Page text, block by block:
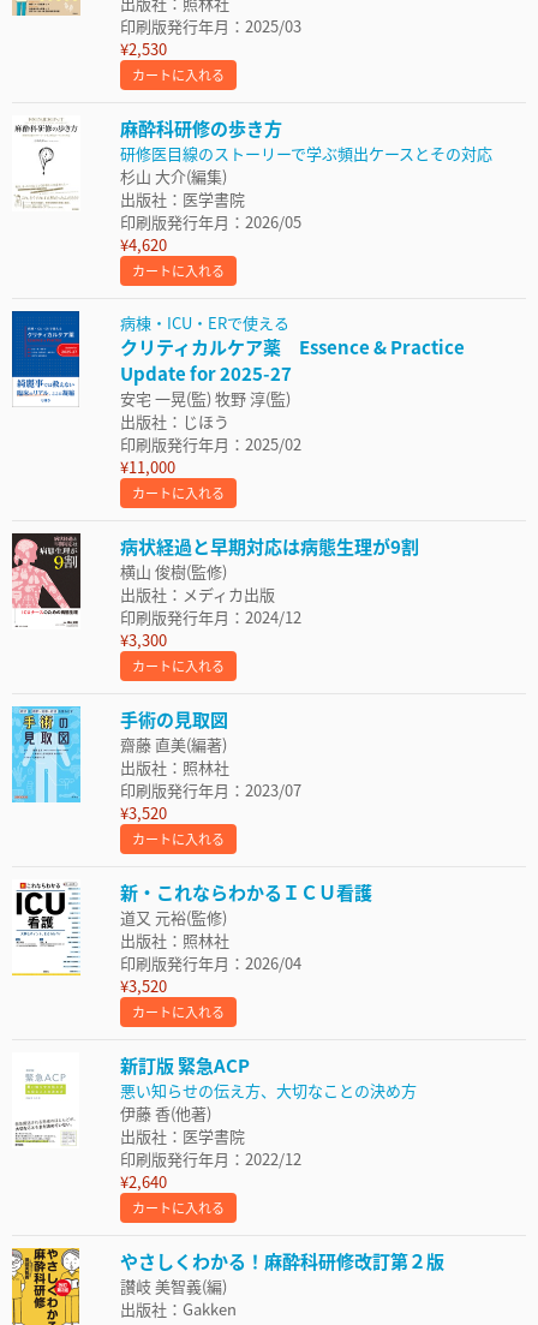
印刷版発行年月：2025/03
¥2,530
カートに入れる
麻酔科研修の歩き方
研修医目線のストーリーで学ぶ頻出ケースとその対応
杉山 大介(編集)
出版社：医学書院
印刷版発行年月：2026/05
¥4,620
カートに入れる
病棟・ICU・ERで使える
クリティカルケア薬 Essence & Practice
Update for 2025-27
安宅 一晃(監) 牧野 淳(監)
出版社：じほう
印刷版発行年月：2025/02
¥11,000
カートに入れる
病状経過と早期対応は病態生理が9割
横山 俊樹(監修)
出版社：メディカ出版
印刷版発行年月：2024/12
¥3,300
カートに入れる
手術の見取図
齋藤 直美(編著)
出版社：照林社
印刷版発行年月：2023/07
¥3,520
カートに入れる
新・これならわかるＩＣＵ看護
道又 元裕(監修)
出版社：照林社
印刷版発行年月：2026/04
¥3,520
カートに入れる
新訂版 緊急ACP
悪い知らせの伝え方、大切なことの決め方
伊藤 香(他著)
出版社：医学書院
印刷版発行年月：2022/12
¥2,640
カートに入れる
やさしくわかる！麻酔科研修改訂第２版
讃岐 美智義(編)
出版社：Gakken